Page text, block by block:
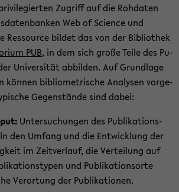
Zu­griff auf die Roh­da­ten
Web of Sci­ence und
Res­sour­ce bil­det das von der Bi­blio­thek
PUB, in dem sich große Teile des Pu­
Uni­ver­si­tät ab­bil­den. Auf Grund­la­ge
kön­nen bi­blio­me­tri­sche Ana­ly­sen vor­ge­
Ge­gen­stän­de sind dabei:
Un­ter­su­chun­gen des Pu­bli­ka­ti­ons­
den Um­fang und die Ent­wick­lung der
im Zeit­ver­lauf, die Ver­tei­lung auf
und Pu­bli­ka­ti­ons­or­te
Ver­or­tung der Pu­bli­ka­tio­nen.